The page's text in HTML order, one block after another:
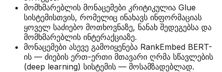
მომხმარებლის მონაცემები კრიტიკულია Glue
სისტემისთვის, რომელიც ინახავს ინფორმაციას
ყოველ საძიებო მოთხოვნაზე, ნანახ შედეგებსა და
მომხმარებლის ინტერაქციაზე.
მონაცემები ასევე გამოიყენება RankEmbed BERT-
ის — ძიების ერთ-ერთი მთავარი ღრმა სწავლების
(deep learning) სისტემის — მოსამზადებლად.